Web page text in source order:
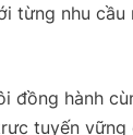
từng nhu
đồng hành
tuyến vững